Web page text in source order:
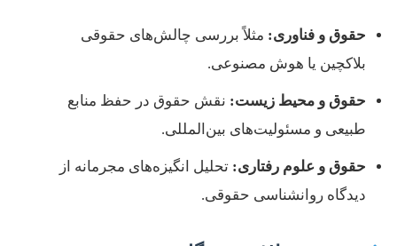
حقوق و فناوری: مثلاً بررسی چالش‌های حقوقی
بلاکچین یا هوش مصنوعی.
حقوق و محیط زیست: نقش حقوق در حفظ منابع
طبیعی و مسئولیت‌های بین‌المللی.
حقوق و علوم رفتاری: تحلیل انگیزه‌های مجرمانه از
دیدگاه روانشناسی حقوقی.